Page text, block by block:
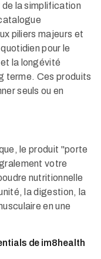
la simplification
piliers majeurs et
pour le
la longévité
terme. Ces produits
seuls ou en
le produit "porte
votre
nutritionnelle
la digestion, la
en une
de im8health